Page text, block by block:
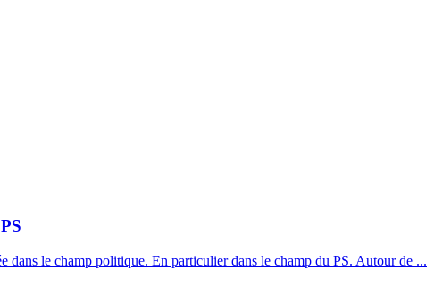
dans le champ politique. En particulier dans le champ du PS. Autour de ...